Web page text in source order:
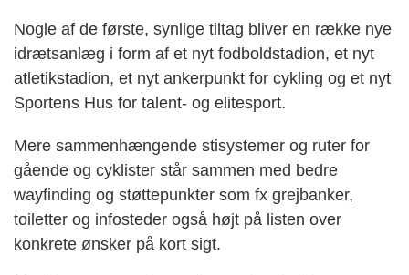
Nogle af de første, synlige tiltag bliver en række nye
idrætsanlæg i form af et nyt fodboldstadion, et nyt
atletikstadion, et nyt ankerpunkt for cykling og et nyt
Sportens Hus for talent- og elitesport.
Mere sammenhængende stisystemer og ruter for
gående og cyklister står sammen med bedre
wayfinding og støttepunkter som fx grejbanker,
toiletter og infosteder også højt på listen over
konkrete ønsker på kort sigt.